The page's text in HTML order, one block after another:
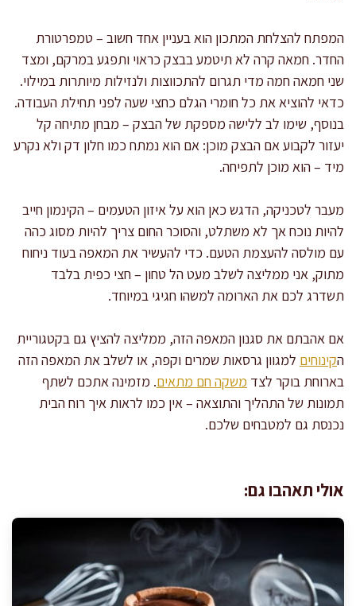
המפתח להצלחת המתכון הוא בעניין אחד חשוב – טמפרטורת
החדר. חמאה קרה לא תיטמע בבצק כראוי ותפגע במרקם, ומצד
שני חמאה חמה מדי תגרום להתכווצות ולנזילות מיותרות במילוי.
כדאי להוציא את כל חומרי הגלם כחצי שעה לפני תחילת העבודה.
בנוסף, שימו לב ללישה מספקת של הבצק – מבחן מתיחה קל
יעזור לקבוע אם הבצק מוכן: אם הוא נמתח כמו חלון דק ולא נקרע
מיד – הוא מוכן לתפיחה.
מעבר לטכניקה, הדגש כאן הוא על איזון הטעמים – הקינמון חייב
להיות נוכח אך לא משתלט, והסוכר החום צריך להיות מסוג כהה
עם מולסה להעצמת הטעם. כדי להעשיר את המאפה בעוד ניחוח
מתוק, אני ממליצה לשלב מעט הל טחון – חצי כפית בלבד
תשדרג לכם את הארומה למשהו חגיגי במיוחד.
אם אהבתם את סגנון המאפה הזה, ממליצה להציץ גם בקטגוריית
הקינוחים למגוון גרסאות שמרים וקפה, או לשלב את המאפה הזה
בארוחת בוקר לצד משקה חם מתאים. מזמינה אתכם לשתף
תמונות של התהליך והתוצאה – אין כמו לראות איך רוח הבית
נכנסת גם למטבחים שלכם.
אולי תאהבו גם: